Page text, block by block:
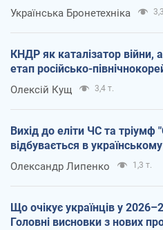
Українська Бронетехніка
КНДР як каталізатор війни,
етап російсько-
Олексій Кущ 3,4 т.
Вихід до еліти ЧС та
відбувається в
Олександр Липенко 1,3 т.
Що очікує українців у
Головні висновки з нових